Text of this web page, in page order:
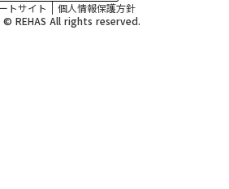
トサイト
個人情報保護方針
REHAS All rights reserved.